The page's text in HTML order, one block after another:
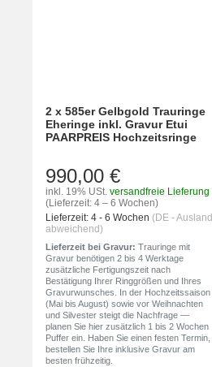
2 x 585er Gelbgold Trauringe
Eheringe inkl. Gravur Etui
PAARPREIS Hochzeitsringe
990,00 €
inkl. 19% USt. versandfreie Lieferung
(Lieferzeit: 4 – 6 Wochen)
Lieferzeit: 4 - 6 Wochen (DE - Ausland
abweichend)
Lieferzeit bei Gravur: Trauringe mit
Gravur benötigen 2 bis 4 Werktage
zusätzliche Fertigungszeit nach
Bestätigung Ihrer Ringgrößen und Ihres
Gravurwunsches. In der Hochzeitssaison
(Mai bis August) sowie vor Weihnachten
und Silvester steigt die Nachfrage —
planen Sie hier zusätzlich 1 bis 2 Wochen
Puffer ein. Haben Sie einen festen Termin,
bestellen Sie Ihre inklusive Gravur am
besten frühzeitig.